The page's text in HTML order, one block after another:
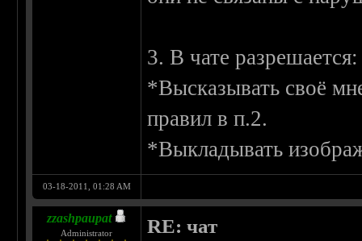
3. В чате разрешается:
*Высказывать своё
правил в п.2.
*Выкладывать
03-18-2011, 01:28 AM
zzashpaupat
Administrator RE: чат